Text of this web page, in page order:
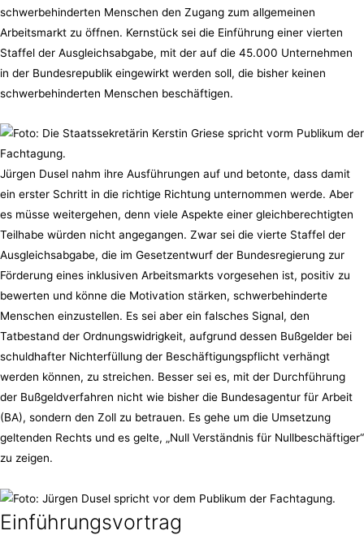
schwerbehinderten Menschen den Zugang zum allgemeinen
Arbeitsmarkt zu öffnen. Kernstück sei die Einführung einer vierten
Staffel der Ausgleichsabgabe, mit der auf die 45.000 Unternehmen
in der Bundesrepublik eingewirkt werden soll, die bisher keinen
schwerbehinderten Menschen beschäftigen.
Jürgen Dusel nahm ihre Ausführungen auf und betonte, dass damit
ein erster Schritt in die richtige Richtung unternommen werde. Aber
es müsse weitergehen, denn viele Aspekte einer gleichberechtigten
Teilhabe würden nicht angegangen. Zwar sei die vierte Staffel der
Ausgleichsabgabe, die im Gesetzentwurf der Bundesregierung zur
Förderung eines inklusiven Arbeitsmarkts vorgesehen ist, positiv zu
bewerten und könne die Motivation stärken, schwerbehinderte
Menschen einzustellen. Es sei aber ein falsches Signal, den
Tatbestand der Ordnungswidrigkeit, aufgrund dessen Bußgelder bei
schuldhafter Nichterfüllung der Beschäftigungspflicht verhängt
werden können, zu streichen. Besser sei es, mit der Durchführung
der Bußgeldverfahren nicht wie bisher die Bundesagentur für Arbeit
(BA), sondern den Zoll zu betrauen. Es gehe um die Umsetzung
geltenden Rechts und es gelte, „Null Verständnis für Nullbeschäftiger“
zu zeigen.
Einführungsvortrag